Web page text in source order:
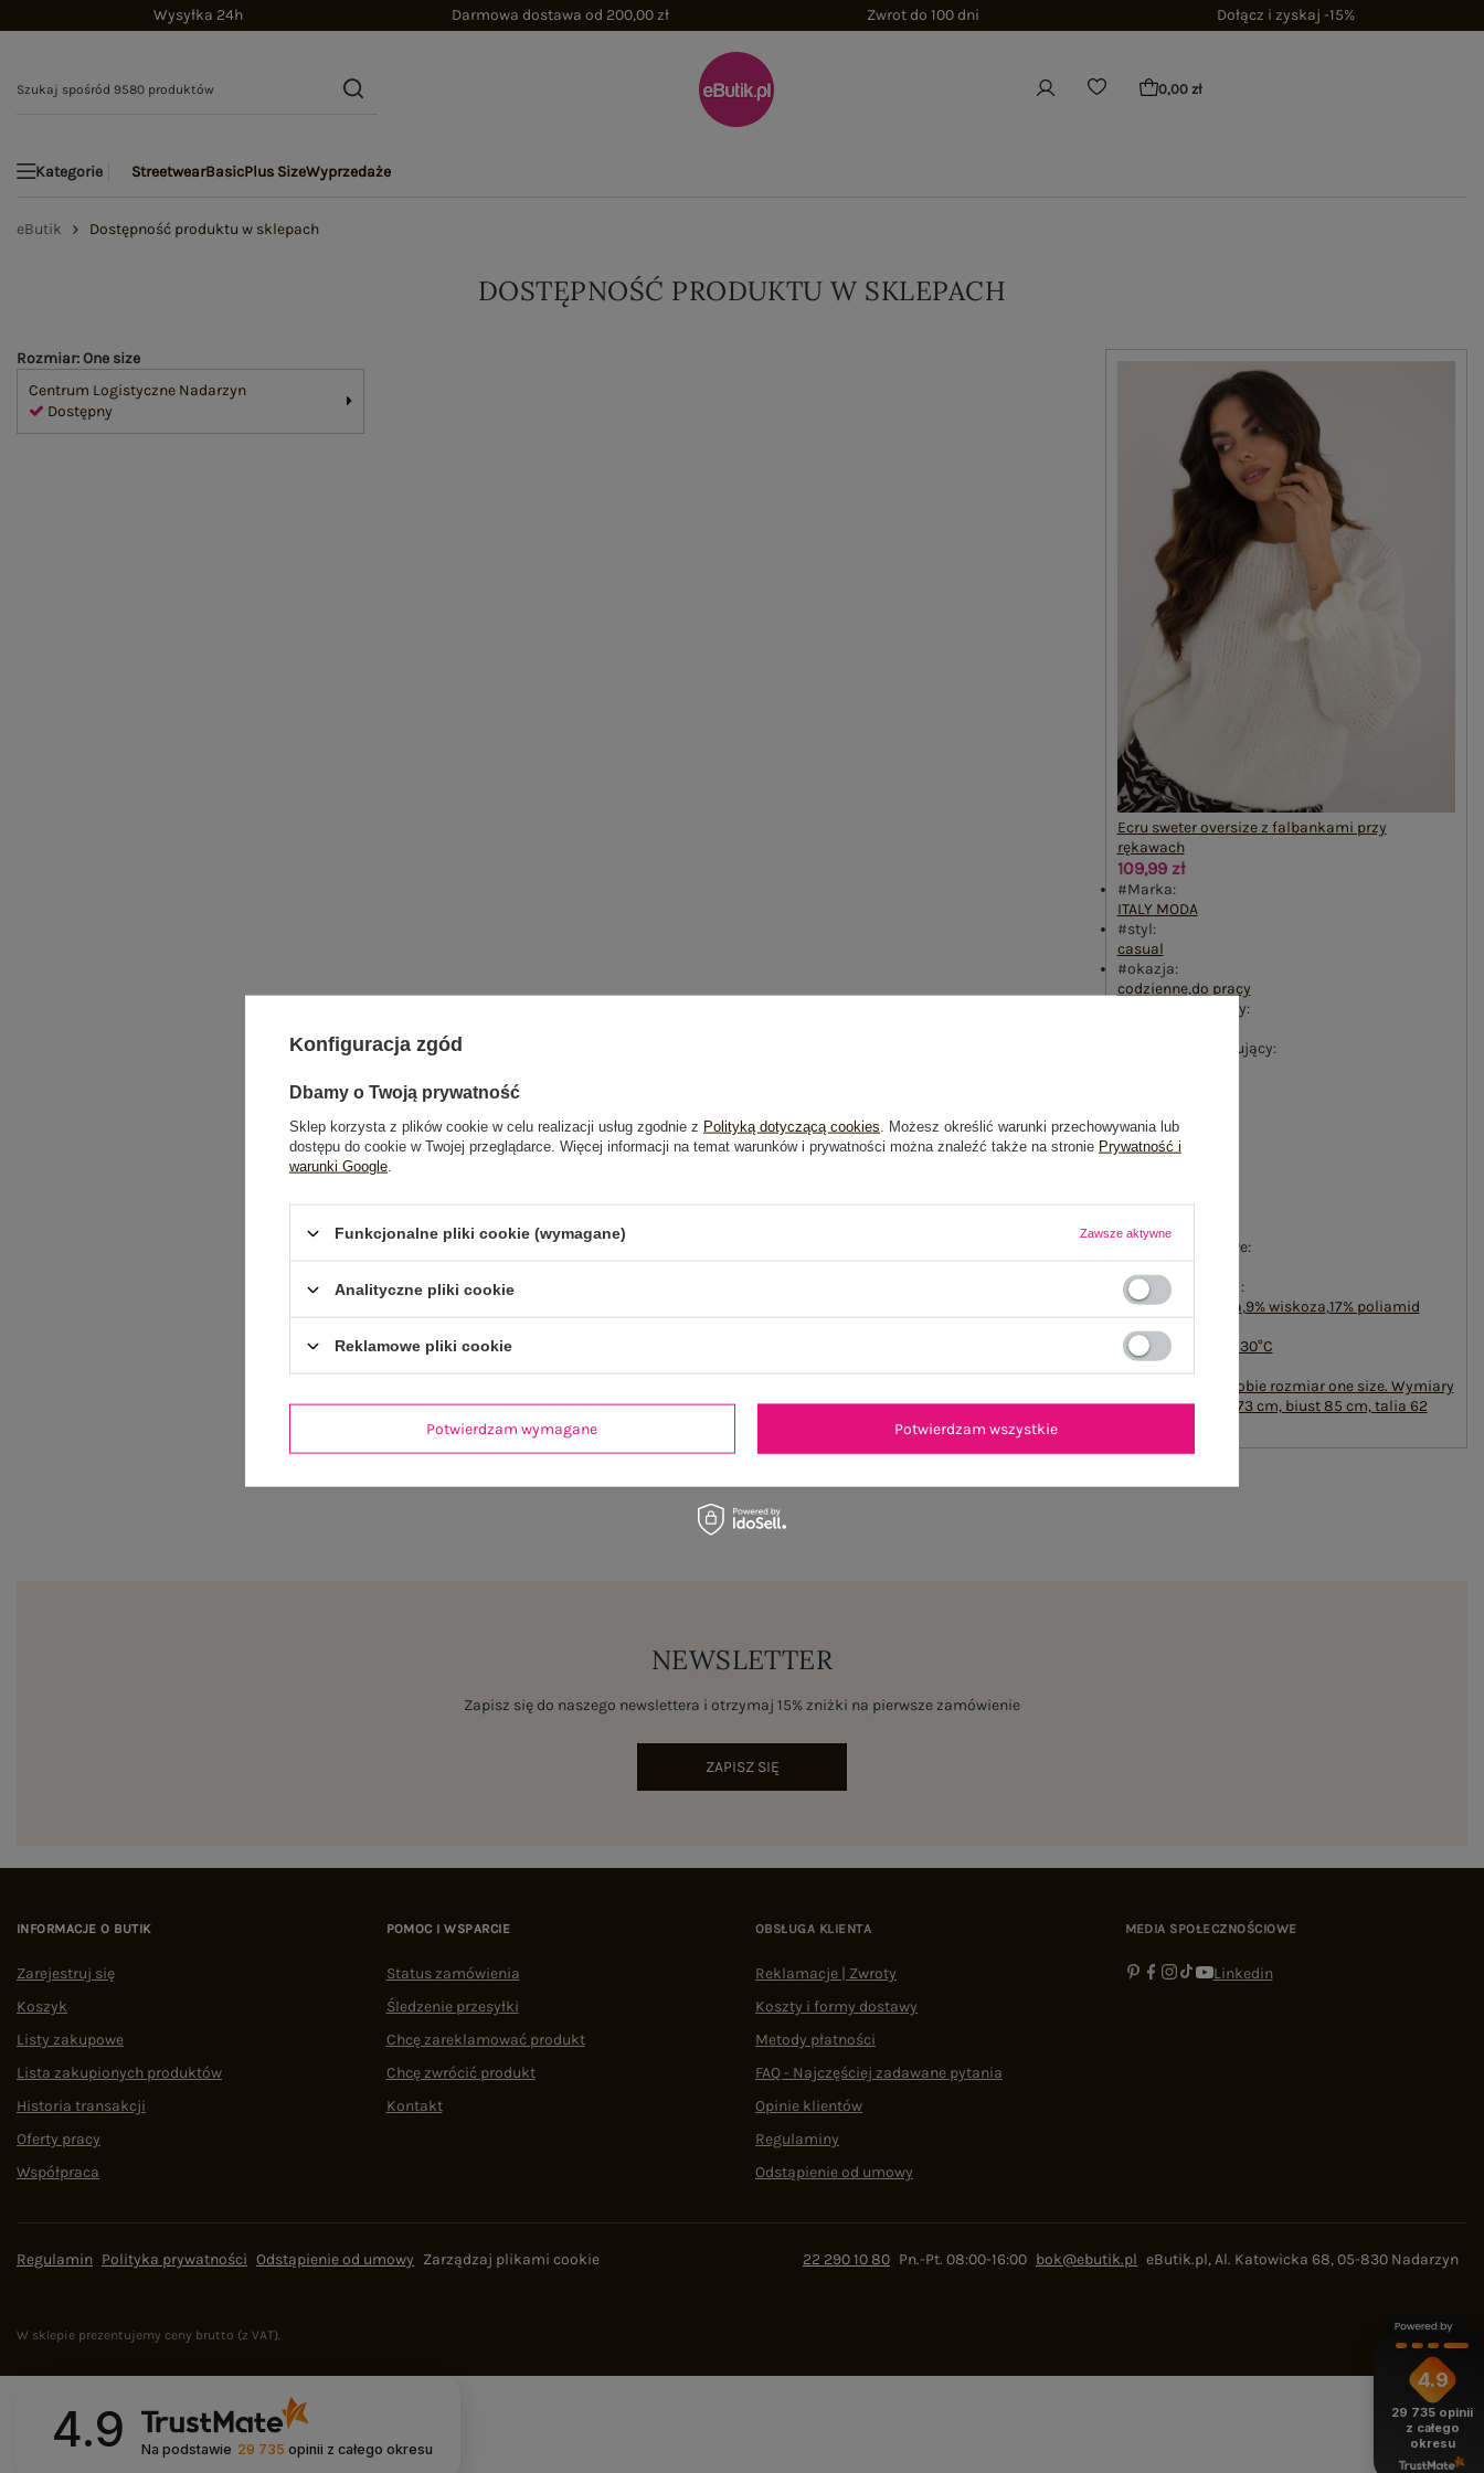
Wysyłka 24h Darmowa dostawa od 200,00 zł Zwrot do 100 dni Dołącz i zyskaj -15%
0,00 zł
Kategorie StreetwearBasicPlus SizeWyprzedaże
eButik Dostępność produktu w sklepach
DOSTĘPNOŚĆ PRODUKTU W SKLEPACH
Ecru sweter oversize z falbankami przy
rękawach
109,99 zł
#Marka:
ITALY MODA
#styl:
casual
#okazja:
codzienne,do pracy
#wzór dominujący:
#materiał dominujący:
#rękaw:
długi rękaw
brak
#cechy dodatkowe:
#skład materiału :
65% akryl
9% lana,9% wiskoza,17% poliamid
pranie w pralce w 30°C
#modelka:
Modelka ma na sobie rozmiar one size. Wymiary
modelki: wzrost 173 cm, biust 85 cm, talia 62
Rozmiar: One size
Centrum Logistyczne Nadarzyn
Dostępny
NEWSLETTER
Zapisz się do naszego newslettera i otrzymaj 15% zniżki na pierwsze zamówienie
ZAPISZ SIĘ
INFORMACJE O BUTIK
Zarejestruj się
Koszyk
Listy zakupowe
Lista zakupionych produktów
Historia transakcji
Oferty pracy
Współpraca
POMOC I WSPARCIE
Status zamówienia
Śledzenie przesyłki
Chcę zareklamować produkt
Chcę zwrócić produkt
Kontakt
OBSŁUGA KLIENTA
Reklamacje | Zwroty
Koszty i formy dostawy
Metody płatności
FAQ - Najczęściej zadawane pytania
Opinie klientów
Regulaminy
Odstąpienie od umowy
MEDIA SPOŁECZNOŚCIOWE
Linkedin
Regulamin Polityka prywatności Odstąpienie od umowy Zarządzaj plikami cookie 22 290 10 80 Pn.-Pt. 08:00-16:00 bok@ebutik.pl eButik.pl,Al. Katowicka 68,05-830 Nadarzyn
W sklepie prezentujemy ceny brutto (z VAT).
4.9 Na podstawie 29 735 opinii z całego okresu
4.9
29 735 opinii
z całego
okresu
Konfiguracja zgód
Dbamy o Twoją prywatność
Sklep korzysta z plików cookie w celu realizacji usług zgodnie z Polityką dotyczącą cookies . Możesz określić warunki przechowywania lub
dostępu do cookie w Twojej przeglądarce. Więcej informacji na temat warunków i prywatności można znaleźć także na stronie Prywatność i
warunki Google
Funkcjonalne pliki cookie (wymagane) Zawsze aktywne
Analityczne pliki cookie
Reklamowe pliki cookie
Potwierdzam wymagane Potwierdzam wszystkie